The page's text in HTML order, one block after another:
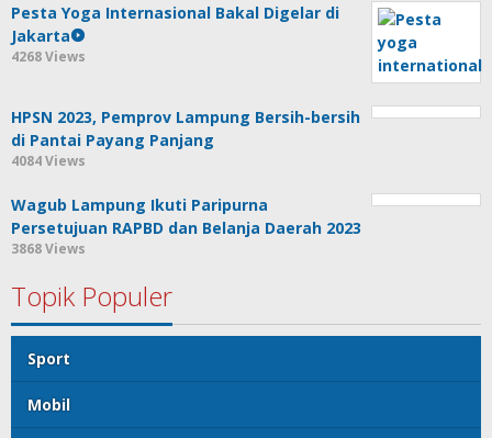
Pesta Yoga Internasional Bakal Digelar di
Jakarta
4268 Views
HPSN 2023, Pemprov Lampung Bersih-bersih
di Pantai Payang Panjang
4084 Views
Wagub Lampung Ikuti Paripurna
Persetujuan RAPBD dan Belanja Daerah 2023
3868 Views
Topik Populer
Sport
Mobil